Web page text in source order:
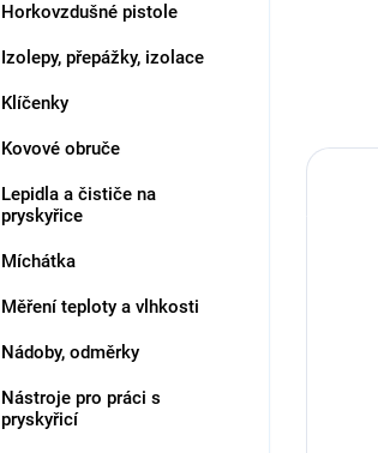
Horkovzdušné pistole
Izolepy, přepážky, izolace
Klíčenky
Kovové obruče
Lepidla a čističe na
pryskyřice
Míchátka
Měření teploty a vlhkosti
Nádoby, odměrky
Nástroje pro práci s
pryskyřicí